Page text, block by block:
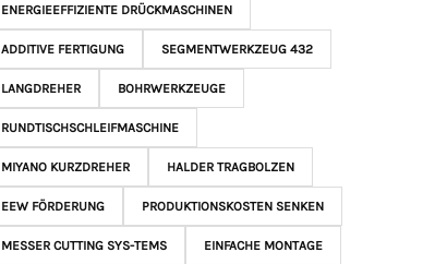
ENERGIEEFFIZIENTE DRÜCKMASCHINEN
ADDITIVE FERTIGUNG SEGMENTWERKZEUG 432
LANGDREHER BOHRWERKZEUGE
RUNDTISCHSCHLEIFMASCHINE
MIYANO KURZDREHER HALDER TRAGBOLZEN
EEW FÖRDERUNG PRODUKTIONSKOSTEN SENKEN
MESSER CUTTING SYS-TEMS EINFACHE MONTAGE